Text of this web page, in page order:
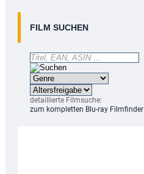
FILM SUCHEN
detaillierte Filmsuche:
zum kompletten Blu-ray Filmfinder